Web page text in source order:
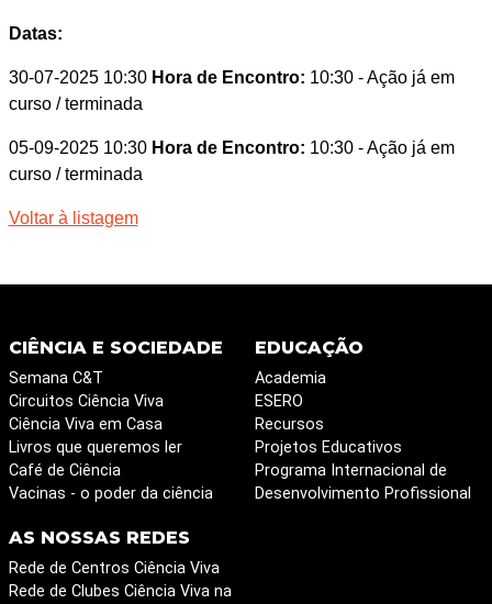
Datas:
30-07-2025 10:30 Hora de Encontro: 10:30 - Ação já em
curso / terminada
05-09-2025 10:30 Hora de Encontro: 10:30 - Ação já em
curso / terminada
Voltar à listagem
CIÊNCIA E SOCIEDADE
Semana C&T
Circuitos Ciência Viva
Ciência Viva em Casa
Livros que queremos ler
Café de Ciência
Vacinas - o poder da ciência
EDUCAÇÃO
Academia
ESERO
Recursos
Projetos Educativos
Programa Internacional de
Desenvolvimento Profissional
AS NOSSAS REDES
Rede de Centros Ciência Viva
Rede de Clubes Ciência Viva na